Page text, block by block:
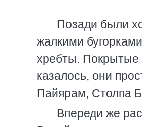
Позади были
жалкими
хребты. Покрытые
казалось, они
Пайярам, Столпа
Впереди же